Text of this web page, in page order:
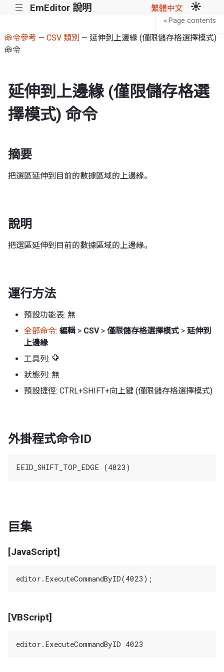
||| EmEditor 說明 繁體中文
命令參考 — CSV 類別 — 延伸到上邊緣 (僅限儲存格選擇模式)
命令
延伸到上邊緣 (僅限儲存格選
擇模式) 命令
摘要
把選區延伸到目前的數據區域的上邊緣。
說明
把選區延伸到目前的數據區域的上邊緣。
運行方法
預設功能表: 無
全部命令: 編輯 > CSV> 僅限儲存格選擇模式 > 延伸到
上邊緣
工具列:
狀態列: 無
預設捷徑: CTRL+SHIFT+向上鍵 (僅限儲存格選擇模式)
外掛程式命令ID
巨集
[JavaScript]
[VBScript]
< Page contents